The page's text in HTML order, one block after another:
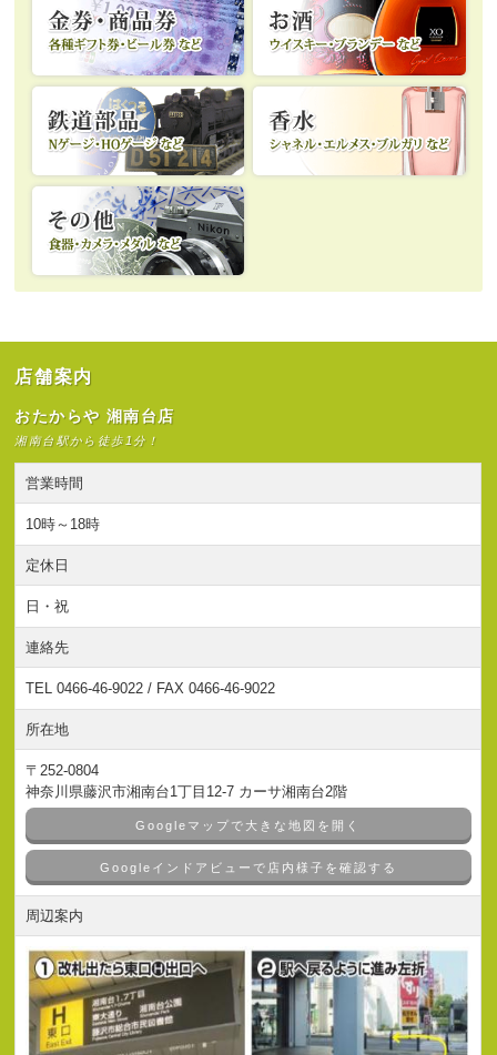
店舗案内
おたからや 湘南台店
湘南台駅から徒歩1分！
営業時間
10時～18時
定休日
日・祝
連絡先
TEL 0466-46-9022 / FAX 0466-46-9022
所在地
〒252-0804
神奈川県藤沢市湘南台1丁目12-7 カーサ湘南台2階
Googleマップで大きな地図を開く
Googleインドアビューで店内様子を確認する
周辺案内